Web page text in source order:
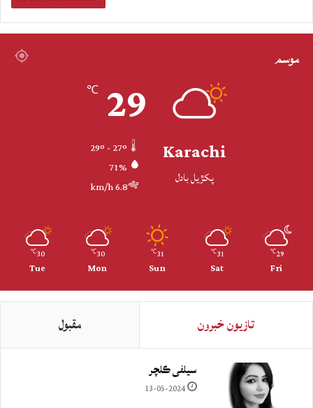
موسم
Karachi
پکڙيل بادل
29
℃
71%
6.8 km/h
29
℃
Fri
31
℃
Sat
31
℃
Sun
30
℃
Mon
30
℃
Tue
تازيون خبرون مقبول
سيلفي ڪلچر
13-05-2024